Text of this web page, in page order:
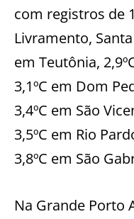
com registros de
Livramento,
em Teutônia,
3,1ºC em Dom
3,4ºC em São
3,5ºC em Rio
3,8ºC em São
Na Grande Porto